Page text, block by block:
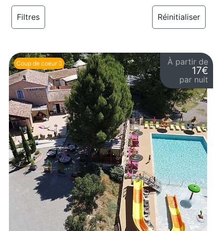
Filtres Réinitialiser
À partir de
17€
par nuit
Coup de coeur